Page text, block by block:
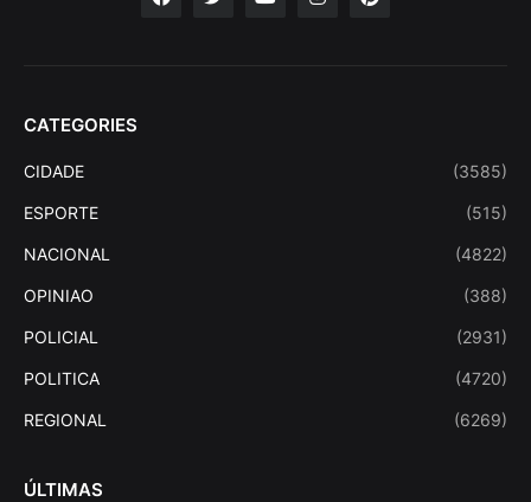
CATEGORIES
CIDADE (3585)
ESPORTE (515)
NACIONAL (4822)
OPINIAO (388)
POLICIAL (2931)
POLITICA (4720)
REGIONAL (6269)
ÚLTIMAS